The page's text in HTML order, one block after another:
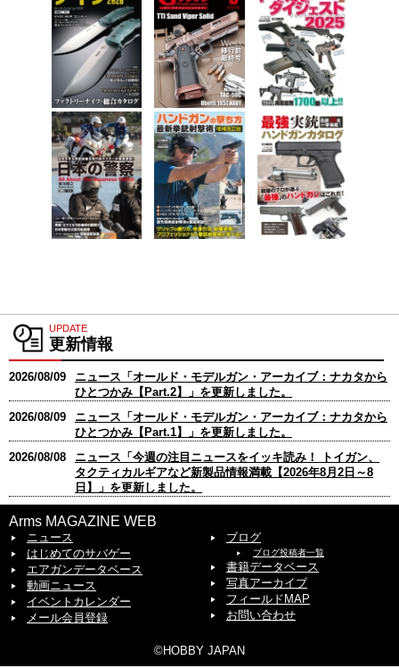
UPDATE
更新情報
2026/08/09
ニュース「オールド・モデルガン・アーカイブ：ナカタから
ひとつかみ【Part.2】」を更新しました。
2026/08/09
ニュース「オールド・モデルガン・アーカイブ：ナカタから
ひとつかみ【Part.1】」を更新しました。
2026/08/08
ニュース「今週の注目ニュースをイッキ読み！ トイガン、
タクティカルギアなど新製品情報満載【2026年8月2日～8
日】」を更新しました。
2026/08/08
ニュース「2インチに続いて3インチも登場「タナカ S&W
M60パフォーマンスセンター3インチステンレスフィニッシ
ュ Ver.2モデルガン」」を更新しました。
2026/08/07
ニュース「出店数、入場者数ともにパワーアップしたモデル
ガン特化イベント「第3回モデルガンフェア」」を更新しま
した。
2026/08/07
ニュース「ARMSマガジン カスタムガンワークショップ【総
2026/08/07
ニュース「マイクロドットを載せれば即戦闘準備完了！
Arms MAGAZINE WEB
ニュース
はじめてのサバゲー
エアガンデータベース
動画ニュース
イベントカレンダー
メール会員登録
ブログ
ブログ投稿者一覧
書籍データベース
写真アーカイブ
フィールドMAP
お問い合わせ
©HOBBY JAPAN